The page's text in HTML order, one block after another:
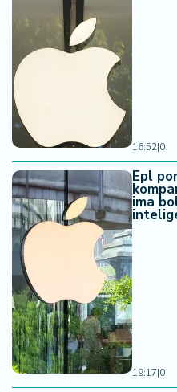
16:52|0
Epl
ima
19:17|0